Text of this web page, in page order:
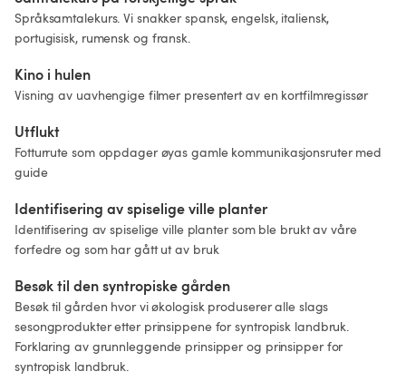
Språksamtalekurs. Vi snakker spansk, engelsk, italiensk,
portugisisk, rumensk og fransk.
Kino i hulen
Visning av uavhengige filmer presentert av en kortfilmregissør
Utflukt
Fotturrute som oppdager øyas gamle kommunikasjonsruter med
guide
Identifisering av spiselige ville planter
Identifisering av spiselige ville planter som ble brukt av våre
forfedre og som har gått ut av bruk
Besøk til den syntropiske gården
Besøk til gården hvor vi økologisk produserer alle slags
sesongprodukter etter prinsippene for syntropisk landbruk.
Forklaring av grunnleggende prinsipper og prinsipper for
syntropisk landbruk.